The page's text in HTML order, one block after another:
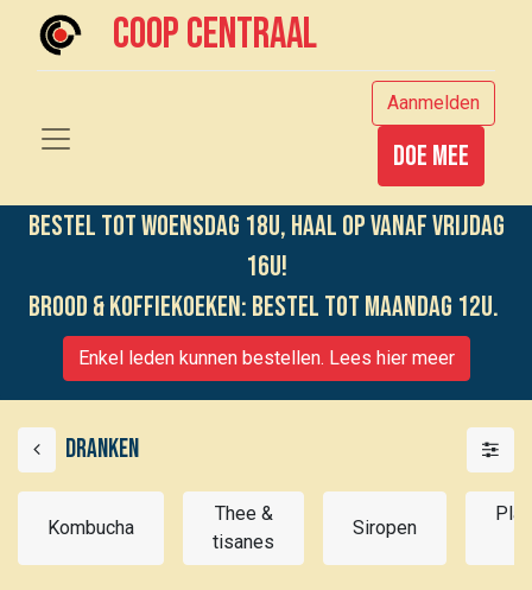
Coop centraal
Aanmelden
Doe mee
Bestel tot woensdag 18u, haal op vanaf vrijdag
16u!
Brood & koffiekoeken: bestel tot maandag 12u.
Enkel leden kunnen bestellen. Lees hier meer
Dranken
Kombucha
Thee &
tisanes
Siropen